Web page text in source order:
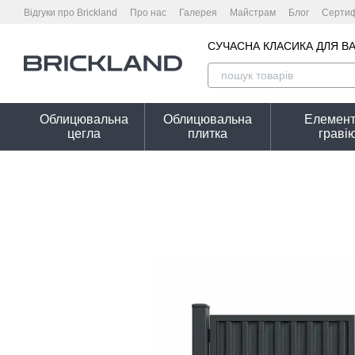
Перейти до основного контенту
Відгуки про Brickland Про нас Галерея Майстрам Блог
СУЧАСНА КЛАСИКА ДЛЯ
Облицювальна
цегла
Облицювальна
плитка